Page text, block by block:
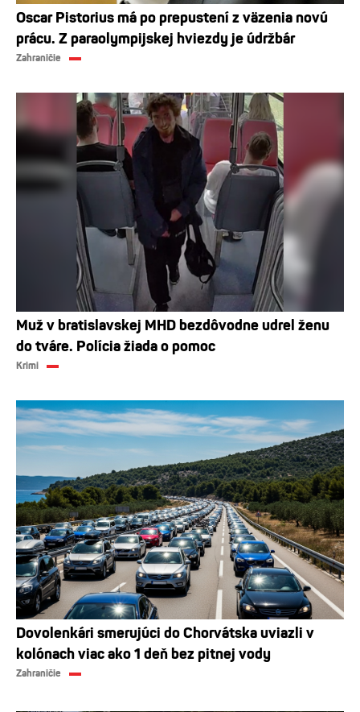
Oscar Pistorius má po prepustení z väzenia novú
prácu. Z paraolympijskej hviezdy je údržbár
Zahraničie
Muž v bratislavskej MHD bezdôvodne udrel ženu
do tváre. Polícia žiada o pomoc
Krimi
Dovolenkári smerujúci do Chorvátska uviazli v
kolónach viac ako 1 deň bez pitnej vody
Zahraničie